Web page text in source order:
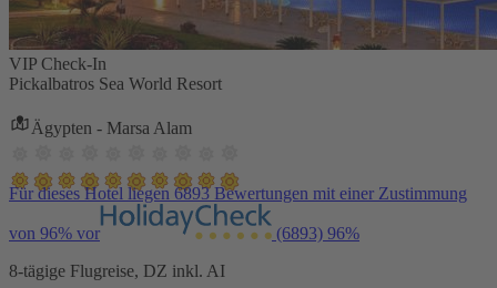
VIP Check-In
Pickalbatros Sea World Resort
Ägypten - Marsa Alam
Für dieses Hotel liegen 6893 Bewertungen mit einer Zustimmung
von 96% vor (6893) 96%
8-tägige Flugreise, DZ inkl. AI